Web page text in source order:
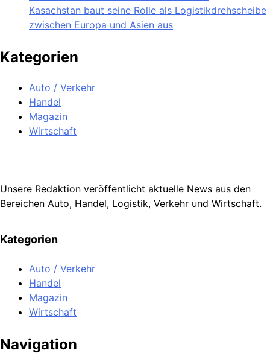
Kasachstan baut seine Rolle als Logistikdrehscheibe
zwischen Europa und Asien aus
Kategorien
Auto / Verkehr
Handel
Magazin
Wirtschaft
Unsere Redaktion veröffentlicht aktuelle News aus den
Bereichen Auto, Handel, Logistik, Verkehr und Wirtschaft.
Kategorien
Auto / Verkehr
Handel
Magazin
Wirtschaft
Navigation